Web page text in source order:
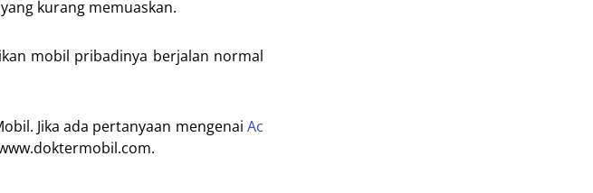
kurang memuaskan.
mobil pribadinya berjalan normal
Jika ada pertanyaan mengenai Ac